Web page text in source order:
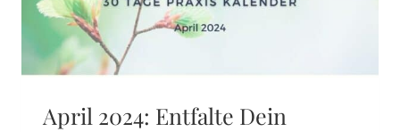
April 2024: Entfalte Dein